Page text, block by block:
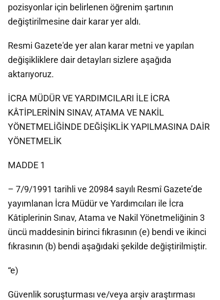
pozisyonlar için belirlenen öğrenim şartının
değiştirilmesine dair karar yer aldı.
Resmi Gazete'de yer alan karar metni ve yapılan
değişikliklere dair detayları sizlere aşağıda
aktarıyoruz.
İCRA MÜDÜR VE YARDIMCILARI İLE İCRA
KÂTİPLERİNİN SINAV, ATAMA VE NAKİL
YÖNETMELİĞİNDE DEĞİŞİKLİK YAPILMASINA DAİR
YÖNETMELİK
MADDE 1
– 7/9/1991 tarihli ve 20984 sayılı Resmî Gazete’de
yayımlanan İcra Müdür ve Yardımcıları ile İcra
Kâtiplerinin Sınav, Atama ve Nakil Yönetmeliğinin 3
üncü maddesinin birinci fıkrasının (e) bendi ve ikinci
fıkrasının (b) bendi aşağıdaki şekilde değiştirilmiştir.
“e)
Güvenlik soruşturması ve/veya arşiv araştırması